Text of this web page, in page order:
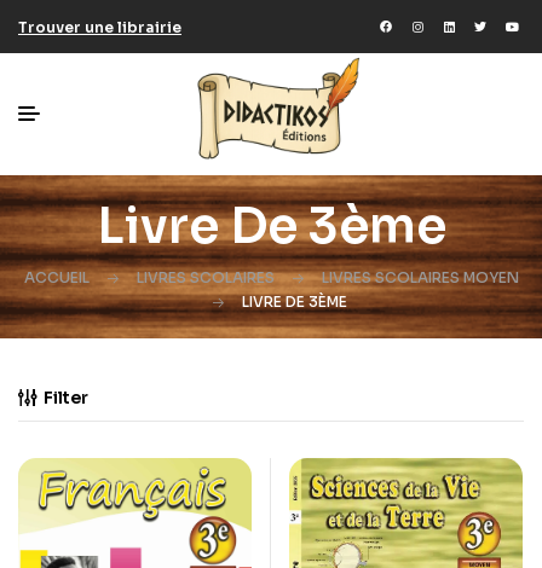
Trouver une librairie
Livre De 3ème
ACCUEIL LIVRES SCOLAIRES
LIVRES SCOLAIRES MOYEN
LIVRE DE 3ÈME
Filter